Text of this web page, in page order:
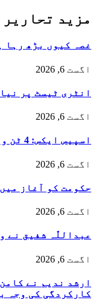
مزید تحاریر
غصہ کیوں بڑھ رہا
اگست 6, 2026
انٹری ٹیسٹ پر
اگست 6, 2026
اسپیس ایکس: 4 ٹن وزنی راکٹ چاند سے ٹکرا گیا
اگست 6, 2026
حکومت کو آغاز
اگست 6, 2026
عبداللّٰہ شفیق نے
اگست 6, 2026
ارشد ندیم نے
کارکردگی کی وجہ